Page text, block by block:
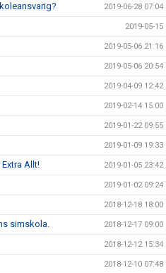
2019-06-28 07:04
2019-05-15
2019-05-06 21:16
2019-05-06 20:54
2019-04-09 12:42
2019-02-14 15:00
2019-01-22 09:55
2019-01-09 19:33
Allt! 2019-01-05 23:42
2019-01-02 09:24
2018-12-18 18:00
simskola. 2018-12-17 09:00
2018-12-12 15:34
2018-12-10 07:48